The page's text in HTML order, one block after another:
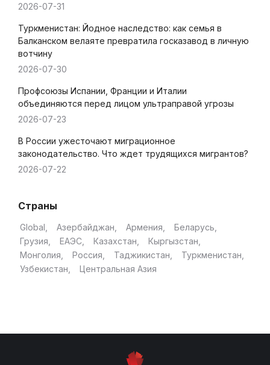
2026-07-31
Туркменистан: Йодное наследство: как семья в
Балканском велаяте превратила госказавод в личную
вотчину
2026-07-30
Профсоюзы Испании, Франции и Италии
объединяются перед лицом ультраправой угрозы
2026-07-23
В России ужесточают миграционное
законодательство. Что ждет трудящихся мигрантов?
2026-07-22
Страны
Global Азербайджан Армения
Беларусь
Грузия
ЕАЭС Казахстан
Кыргызстан
Монголия
Россия Таджикистан
Туркменистан
Узбекистан
Центральная Азия